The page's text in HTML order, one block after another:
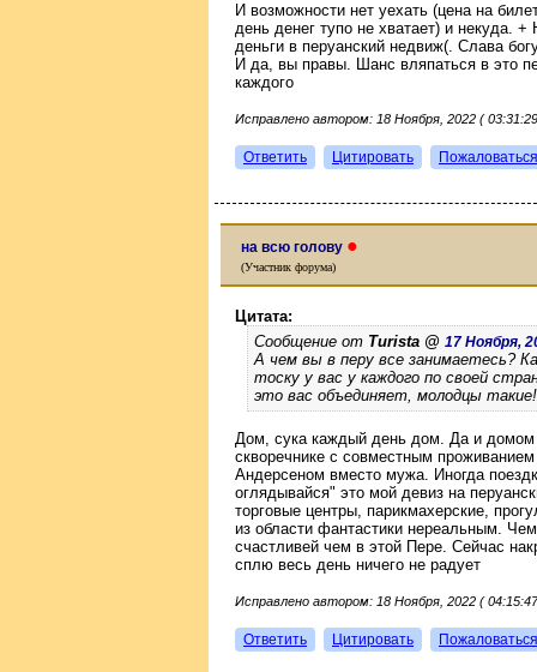
И возможности нет уехать (цена на
день денег тупо не хватает) и некуда.
деньги в перуанский недвиж(. Слава
И да, вы правы. Шанс вляпаться в это
каждого
Исправлено автором: 18 Ноября, 2022 (
Ответить Цитировать Пожаловаться
на всю голову ●
(Участник форума)
Цитата:
Сообщение от Turista @ 17 Ноября,
А чем вы в перу все занимаетесь?
тоску у вас у каждого по своей
это вас объединяет, молодцы
Дом, сука каждый день дом. Да и домом
скворечнике с совместным
Андерсеном вместо мужа. Иногда
оглядывайся" это мой девиз на
торговые центры, парикмахерские,
из области фантастики нереальным.
счастливей чем в этой Пере. Сейчас
сплю весь день ничего не радует
Исправлено автором: 18 Ноября, 2022 (
Ответить Цитировать Пожаловаться